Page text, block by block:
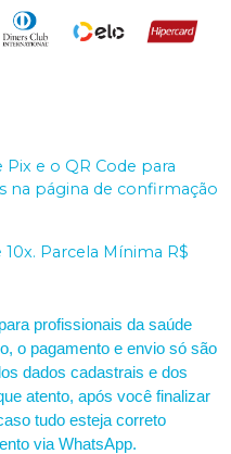
e o QR Code para
na página de confirmação
10x. Parcela Mínima R$
profissionais da saúde
o pagamento e envio só são
dados cadastrais e dos
atento, após você finalizar
tudo esteja correto
via WhatsApp.